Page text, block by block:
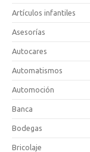
Artículos infantiles
Asesorías
Autocares
Automatismos
Automoción
Banca
Bodegas
Bricolaje